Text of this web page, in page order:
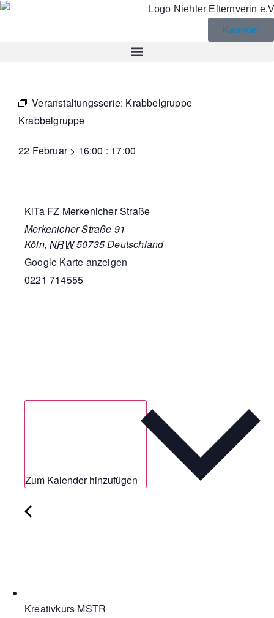
Kalender
Veranstaltungsserie: Krabbelgruppe
Krabbelgruppe
22 Februar > 16:00 : 17:00
KiTa FZ Merkenicher Straße
Merkenicher Straße 91
Köln, NRW50735Deutschland
Google Karte anzeigen
0221 714555
Zum Kalender hinzufügen
Kreativkurs MSTR